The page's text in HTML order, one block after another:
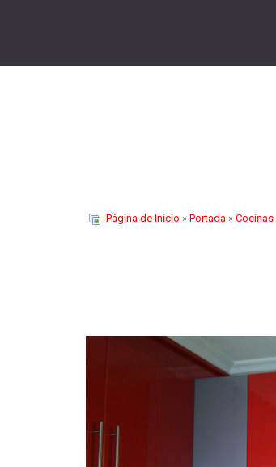
Página de Inicio » Portada » Cocinas